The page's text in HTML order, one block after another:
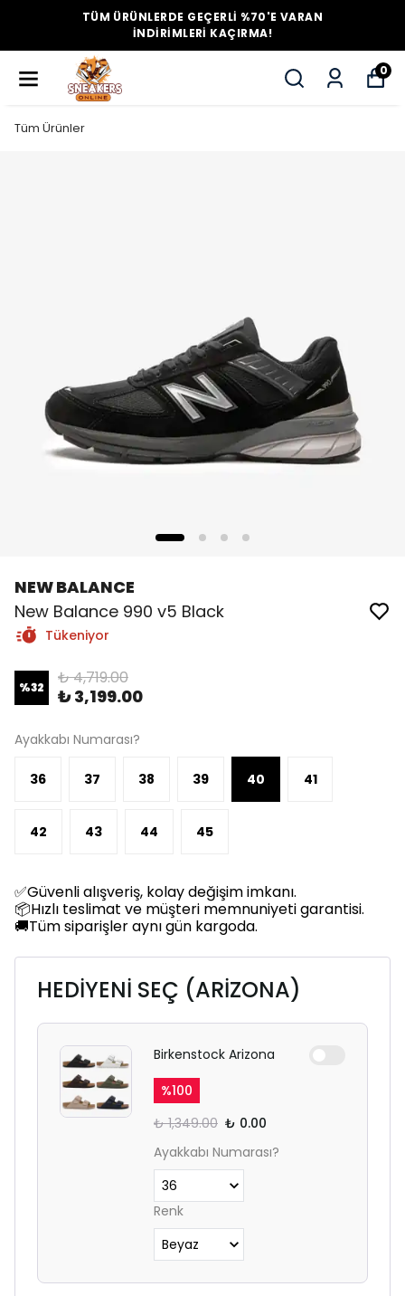
TÜM ÜRÜNLERDE GEÇERLİ %70'E VARAN
İNDİRİMLERİ KAÇIRMA!
0
Tüm Ürünler
NEW BALANCE
New Balance 990 v5 Black
Tükeniyor
%32 ₺ 4,719.00
₺ 3,199.00
Ayakkabı Numarası?
36 37 38 39 40 41
42 43 44 45
✅Güvenli alışveriş, kolay değişim imkanı.
📦Hızlı teslimat ve müşteri memnuniyeti garantisi.
🚚Tüm siparişler aynı gün kargoda.
HEDİYENİ SEÇ (ARİZONA)
Birkenstock Arizona
%100
₺ 1,349.00 ₺ 0.00
Ayakkabı Numarası?
Renk